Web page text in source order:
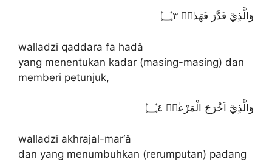
وَالَّذِيْ قَدَّرَ فَهَدٰىۖ ۝٣
walladzî qaddara fa hadâ
yang menentukan kadar (masing-masing) dan
memberi petunjuk,
وَالَّذِيْٓ اَخْرَجَ الْمَرْعٰىۖ ۝٤
walladzî akhrajal-mar‘â
dan yang menumbuhkan (rerumputan) padang